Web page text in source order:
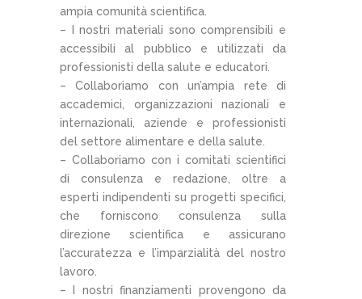
ampia comunità scientifica.
– I nostri materiali sono comprensibili e
accessibili al pubblico e utilizzati da
professionisti della salute e educatori.
– Collaboriamo con un’ampia rete di
accademici, organizzazioni nazionali e
internazionali, aziende e professionisti
del settore alimentare e della salute.
– Collaboriamo con i comitati scientifici
di consulenza e redazione, oltre a
esperti indipendenti su progetti specifici,
che forniscono consulenza sulla
direzione scientifica e assicurano
l’accuratezza e l’imparzialità del nostro
lavoro.
– I nostri finanziamenti provengono da